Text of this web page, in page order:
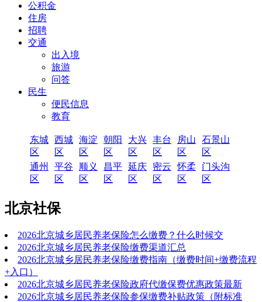
公积金
住房
招聘
交通
出入境
旅游
问答
民生
便民信息
教育
东城
区
西城
区
海淀
区
朝阳
区
大兴
区
丰台
区
房山
区
石景山
区
通州
区
平谷
区
顺义
区
昌平
区
延庆
区
密云
区
怀柔
区
门头沟
区
北京社保
2026北京城乡居民养老保险怎么缴费？什么时候交
2026北京城乡居民养老保险缴费渠道汇总
2026北京城乡居民养老保险缴费指南（缴费时间+缴费流程
+入口）
2026北京城乡居民养老保险政府代缴保费优惠政策最新
2026北京城乡居民养老保险参保缴费补贴政策（附标准